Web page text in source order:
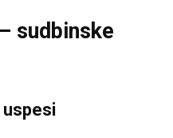
sudbinske